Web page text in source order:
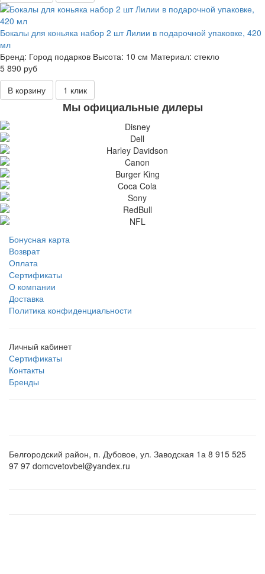
Бокалы для коньяка набор 2 шт Лилии в подарочной упаковке, 420
мл
Бренд: Город подарков Высота: 10 см Материал: стекло
5 890 руб
В корзину
1 клик
Мы официальные дилеры
Бонусная карта
Возврат
Оплата
Сертификаты
О компании
Доставка
Политика конфиденциальности
Личный кабинет
Сертификаты
Контакты
Бренды
Белгородский район, п. Дубовое, ул. Заводская 1а 8 915 525
97 97 domcvetovbel@yandex.ru